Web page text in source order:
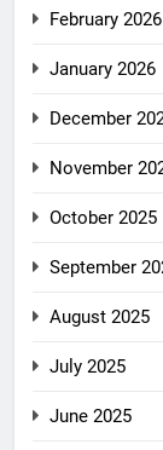
February 2026
January 2026
December
November
October 2025
September
August 2025
July 2025
June 2025